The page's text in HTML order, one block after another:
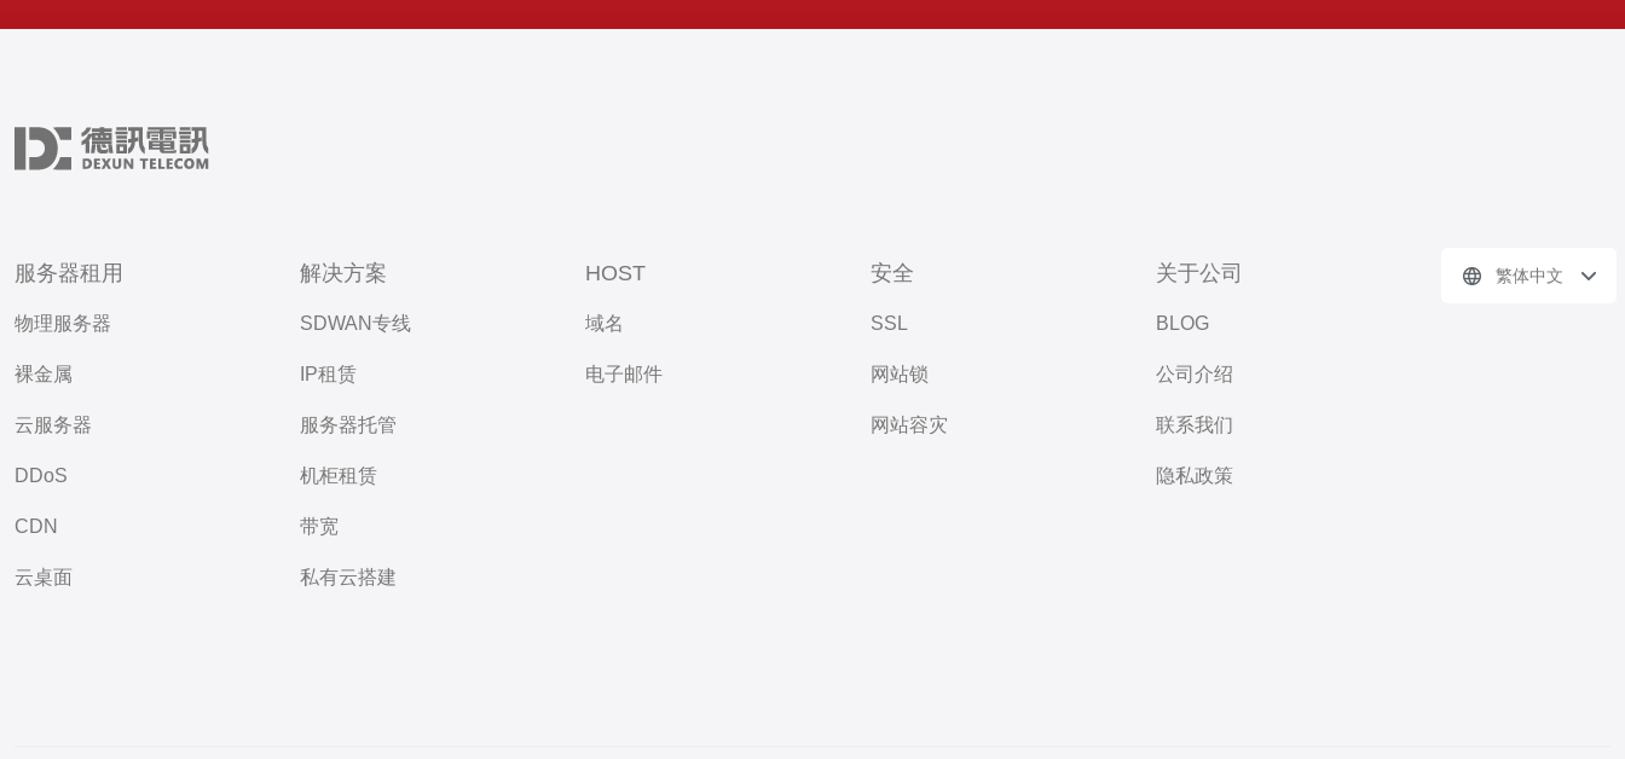
服务器租用
物理服务器
裸金属
云服务器
DDoS
CDN
云桌面
解决方案
SDWAN专线
IP租赁
服务器托管
机柜租赁
带宽
私有云搭建
HOST
域名
电子邮件
安全
SSL
网站锁
网站容灾
关于公司
BLOG
公司介绍
联系我们
隐私政策
繁体中文